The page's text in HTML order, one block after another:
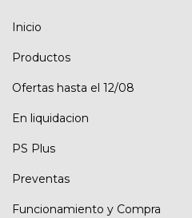
Inicio
Productos
Ofertas hasta el 12/08
En liquidacion
PS Plus
Preventas
Funcionamiento y Compra